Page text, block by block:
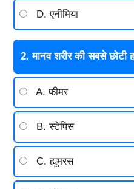
D. एनीमिया
2. मानव शरीर की सबसे छोटी
A. फीमर
B. स्टेपिस
C. ह्यूमरस